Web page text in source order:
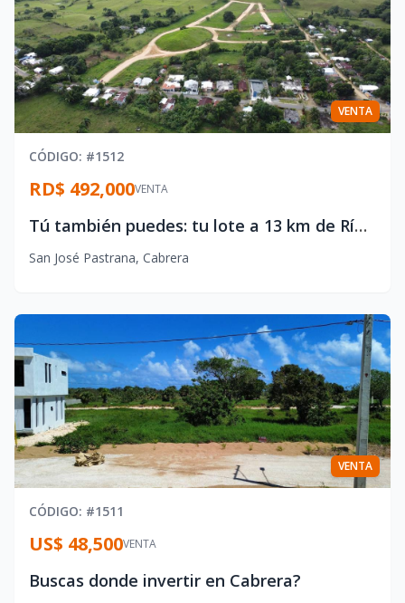
VENTA
CÓDIGO: #1512
VENTA
RD$ 492,000
Tú también puedes: tu lote a 13 km de Río San Juan
San José Pastrana, Cabrera
VENTA
CÓDIGO: #1511
VENTA
US$ 48,500
Buscas donde invertir en Cabrera?